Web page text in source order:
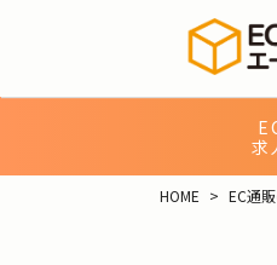
求
HOME EC通